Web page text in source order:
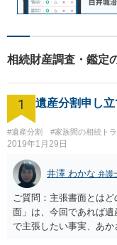
相続財産調査・鑑定
1 遺産分割申し
#遺産分割 #家族間の相続ト
2019年1月29日
井澤 わかな 弁護
ご質問：主張書面とは
面」は、今回であれば
で主張したい事実、あ